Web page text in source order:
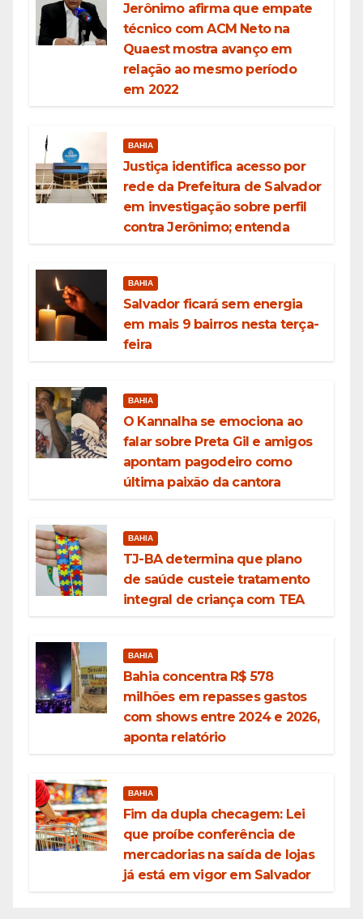
Jerônimo afirma que empate
técnico com ACM Neto na
Quaest mostra avanço em
relação ao mesmo período
em 2022
BAHIA
Justiça identifica acesso por
rede da Prefeitura de Salvador
em investigação sobre perfil
contra Jerônimo; entenda
BAHIA
Salvador ficará sem energia
em mais 9 bairros nesta terça-
feira
BAHIA
O Kannalha se emociona ao
falar sobre Preta Gil e amigos
apontam pagodeiro como
última paixão da cantora
BAHIA
TJ-BA determina que plano
de saúde custeie tratamento
integral de criança com TEA
BAHIA
Bahia concentra R$ 578
milhões em repasses gastos
com shows entre 2024 e 2026,
aponta relatório
BAHIA
Fim da dupla checagem: Lei
que proíbe conferência de
mercadorias na saída de lojas
já está em vigor em Salvador